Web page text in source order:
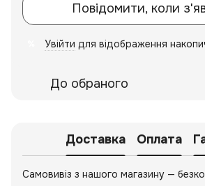
Повідомити, коли
Увійти для відображення
До обраного
Доставка Оплата
Самовивіз з нашого магазину —